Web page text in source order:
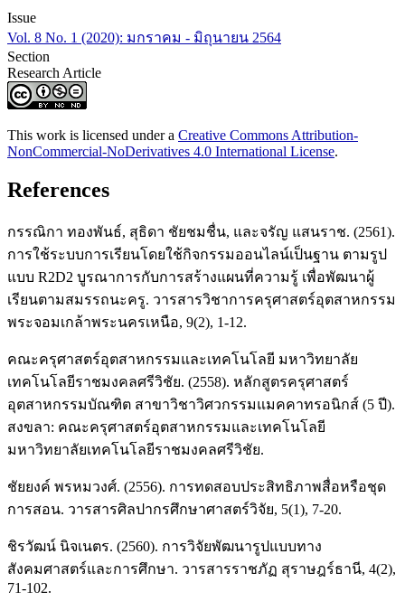
Issue
Vol. 8 No. 1 (2020): มกราคม - มิถุนายน 2564
Section
Research Article
This work is licensed under a Creative Commons Attribution-
NonCommercial-NoDerivatives 4.0 International License.
References
กรรณิกา ทองพันธ์, สุธิดา ชัยชมชื่น, และจรัญ แสนราช. (2561).
การใช้ระบบการเรียนโดยใช้กิจกรรมออนไลน์เป็นฐาน ตามรูป
แบบ R2D2 บูรณาการกับการสร้างแผนที่ความรู้ เพื่อพัฒนาผู้
เรียนตามสมรรถนะครู. วารสารวิชาการครุศาสตร์อุตสาหกรรม
พระจอมเกล้าพระนครเหนือ, 9(2), 1-12.
คณะครุศาสตร์อุตสาหกรรมและเทคโนโลยี มหาวิทยาลัย
เทคโนโลยีราชมงคลศรีวิชัย. (2558). หลักสูตรครุศาสตร์
อุตสาหกรรมบัณฑิต สาขาวิชาวิศวกรรมแมคคาทรอนิกส์ (5 ปี).
สงขลา: คณะครุศาสตร์อุตสาหกรรมและเทคโนโลยี
มหาวิทยาลัยเทคโนโลยีราชมงคลศรีวิชัย.
ชัยยงค์ พรหมวงศ์. (2556). การทดสอบประสิทธิภาพสื่อหรือชุด
การสอน. วารสารศิลปากรศึกษาศาสตร์วิจัย, 5(1), 7-20.
ชิรวัฒน์ นิจเนตร. (2560). การวิจัยพัฒนารูปแบบทาง
สังคมศาสตร์และการศึกษา. วารสารราชภัฏ สุราษฎร์ธานี, 4(2),
71-102.